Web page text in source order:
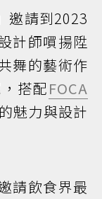
邀請到2023
計師嘪揚陞
舞的藝術作
搭配FOCA
魅力與設計
請飲食界最